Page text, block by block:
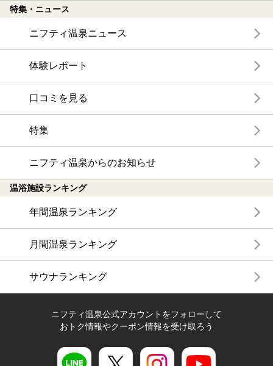
特集・ニュース
ニフティ温泉ニュース
体験レポート
口コミを見る
特集
ニフティ温泉からのお知らせ
温浴施設ランキング
年間温泉ランキング
月間温泉ランキング
サウナランキング
ニフティ温泉公式アカウントをフォローして
おトク情報やクーポン情報を受け取ろう